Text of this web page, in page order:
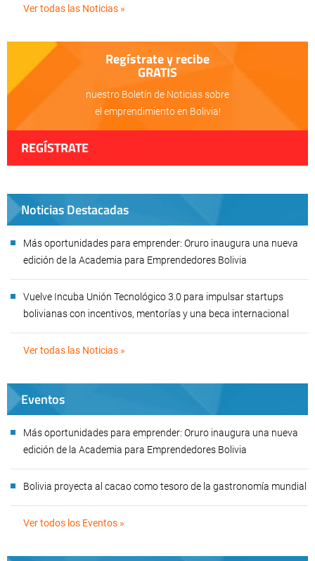
Ver todas las Noticias »
Regístrate y recibe
GRATIS
nuestro Boletín de Noticias sobre
el emprendimiento en Bolivia!
REGÍSTRATE
Noticias Destacadas
Más oportunidades para emprender: Oruro inaugura una nueva
edición de la Academia para Emprendedores Bolivia
Vuelve Incuba Unión Tecnológico 3.0 para impulsar startups
bolivianas con incentivos, mentorías y una beca internacional
Ver todas las Noticias »
Eventos
Más oportunidades para emprender: Oruro inaugura una nueva
edición de la Academia para Emprendedores Bolivia
Bolivia proyecta al cacao como tesoro de la gastronomía mundial
Ver todos los Eventos »